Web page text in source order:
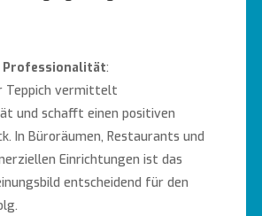
:
Teppich vermittelt
und schafft einen positiven
In Büroräumen, Restaurants und
Einrichtungen ist das
entscheidend für den